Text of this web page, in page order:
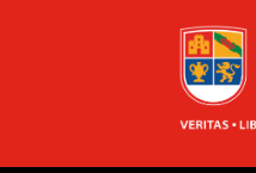
Difusión de las